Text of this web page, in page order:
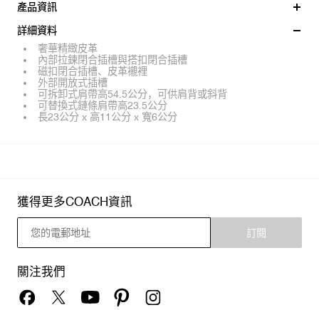
產品資訊
詳細資料
奢華精緻皮革
內部拉鍊閉合插槽與搭扣閉合插槽
磁扣閉合插槽、皮革襯裡
外部開放式插槽
可拆卸式肩帶高54.5公分，可供肩背或斜背
可替換式鏈條肩帶高23.5公分
長23公分 x 高11公分 x 寬6公分
獲得更多COACH資訊
訂閱
關注我們